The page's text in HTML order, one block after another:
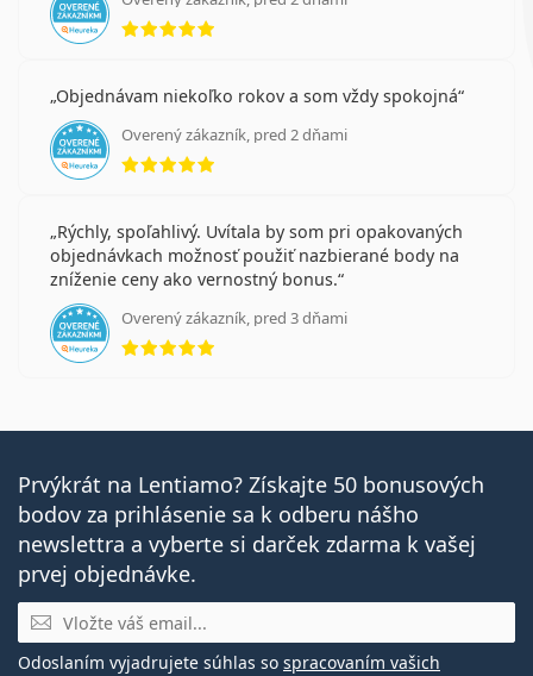
hodnotenie 5 z 5
Objednávam niekoľko rokov a som vždy spokojná
Overený zákazník, pred 2 dňami
hodnotenie 5 z 5
Rýchly, spoľahlivý. Uvítala by som pri opakovaných
objednávkach možnosť použiť nazbierané body na
zníženie ceny ako vernostný bonus.
Overený zákazník, pred 3 dňami
hodnotenie 5 z 5
Prvýkrát na Lentiamo? Získajte 50 bonusových
bodov za prihlásenie sa k odberu nášho
newslettra a vyberte si darček zdarma k vašej
prvej objednávke.
E-mail
Odoslaním vyjadrujete súhlas so spracovaním vašich